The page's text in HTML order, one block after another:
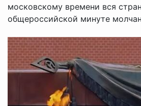
московскому времени вся
общероссийской минуте